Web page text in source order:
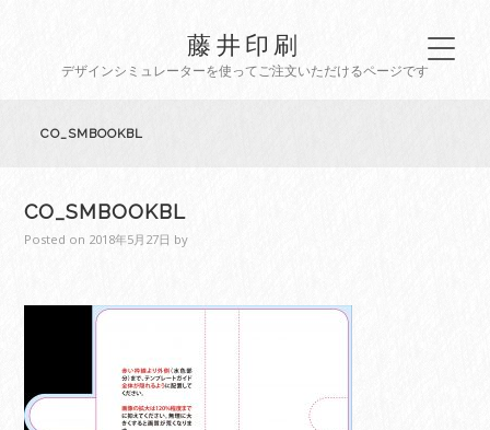
藤井印刷
デザインシミュレーターを使ってご注文いただけるページです
CO_SMBOOKBL
CO_SMBOOKBL
Posted on 2018年5月27日 by